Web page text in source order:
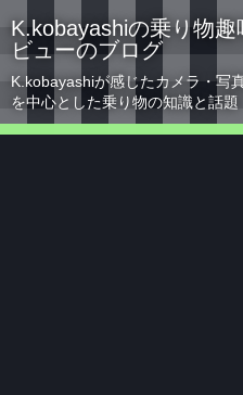
K.kobayashiの乗り物
ビューのブログ
K.kobayashiが感じたカメラ・写
を中心とした乗り物の知識と話題